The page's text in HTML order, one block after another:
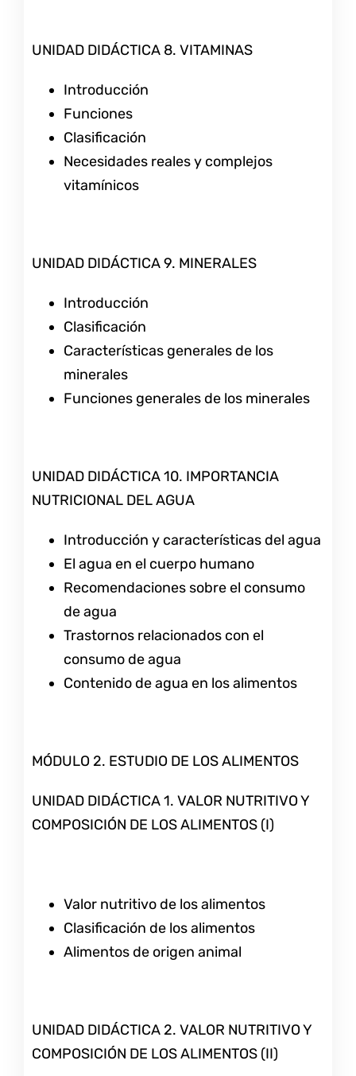
UNIDAD DIDÁCTICA 8. VITAMINAS
Introducción
Funciones
Clasificación
Necesidades reales y complejos
vitamínicos
UNIDAD DIDÁCTICA 9. MINERALES
Introducción
Clasificación
Características generales de los
minerales
Funciones generales de los minerales
UNIDAD DIDÁCTICA 10. IMPORTANCIA
NUTRICIONAL DEL AGUA
Introducción y características del agua
El agua en el cuerpo humano
Recomendaciones sobre el consumo
de agua
Trastornos relacionados con el
consumo de agua
Contenido de agua en los alimentos
MÓDULO 2. ESTUDIO DE LOS ALIMENTOS
UNIDAD DIDÁCTICA 1. VALOR NUTRITIVO Y
COMPOSICIÓN DE LOS ALIMENTOS (I)
Valor nutritivo de los alimentos
Clasificación de los alimentos
Alimentos de origen animal
UNIDAD DIDÁCTICA 2. VALOR NUTRITIVO Y
COMPOSICIÓN DE LOS ALIMENTOS (II)